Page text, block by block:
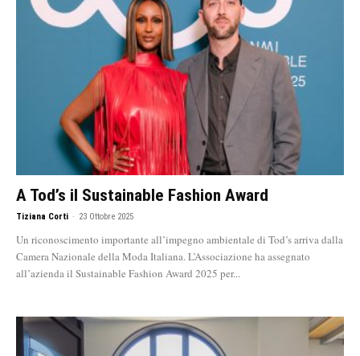
A Tod’s il Sustainable Fashion Award
Tiziana Corti - 23 Ottobre 2025
Un riconoscimento importante all’impegno ambientale di Tod’s arriva dalla
Camera Nazionale della Moda Italiana. L’Associazione ha assegnato
all’azienda il Sustainable Fashion Award 2025 per...